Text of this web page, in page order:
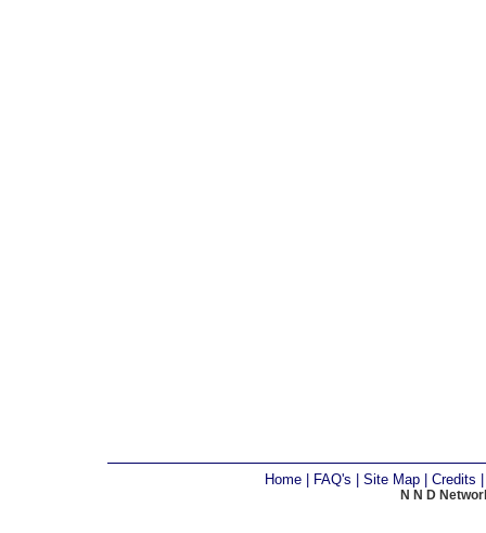
Home| FAQ's Site Map| Credits
N N D